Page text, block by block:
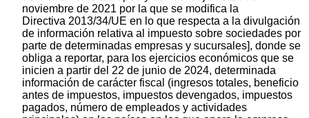
noviembre de 2021 por la que se modifica la
Directiva 2013/34/UE en lo que respecta a la divulgación
de información relativa al impuesto sobre sociedades por
parte de determinadas empresas y sucursales], donde se
obliga a reportar, para los ejercicios económicos que se
inicien a partir del 22 de junio de 2024, determinada
información de carácter fiscal (ingresos totales, beneficio
antes de impuestos, impuestos devengados, impuestos
pagados, número de empleados y actividades